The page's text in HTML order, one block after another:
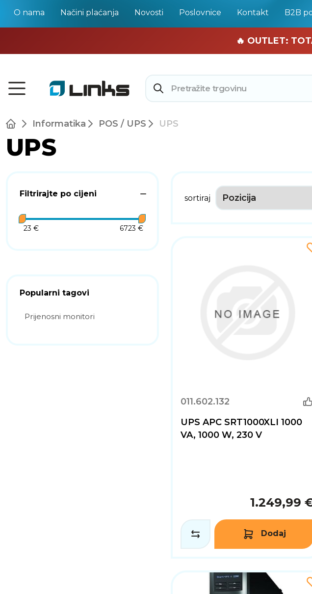
O nama Načini plaćanja Novosti Poslovnice Kontakt B2B
🏄
🔥 OUTLET:
Informatika POS / UPS UPS
UPS
Filtrirajte po cijeni
23 € 6723 €
Popularni tagovi
Prijenosni monitori
sortiraj
011.602.132
UPS APC SRT1000XLI 1000
VA, 1000 W, 230 V
1.249,99
Dodaj